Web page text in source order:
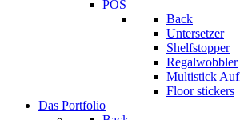
POS
Back
Untersetzer
Shelfstopper
Regalwobbler
Multistick
Floor stickers
Das Portfolio